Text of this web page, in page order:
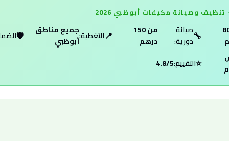
وصيانة مكيفات أبوظبي 2026
80
🔧صيانة
دورية:
من 150
درهم
📍التغطية:جميع مناطق
أبوظبي
🛡️
⭐التقييم:4.8/5